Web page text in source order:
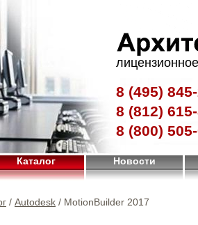
8 (495)
8 (812)
8 (800)
Каталог Новости
/ Autodesk / MotionBuilder 2017